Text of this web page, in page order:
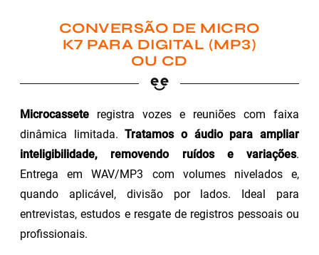
CONVERSÃO DE MICRO
K7 PARA DIGITAL (MP3)
OU CD
Microcassete registra vozes e reuniões com faixa
dinâmica limitada.Tratamos o áudio para ampliar
inteligibilidade, removendo ruídos e variações.
Entrega em WAV/MP3 com volumes nivelados e,
quando aplicável, divisão por lados. Ideal para
entrevistas, estudos e resgate de registros pessoais ou
profissionais.